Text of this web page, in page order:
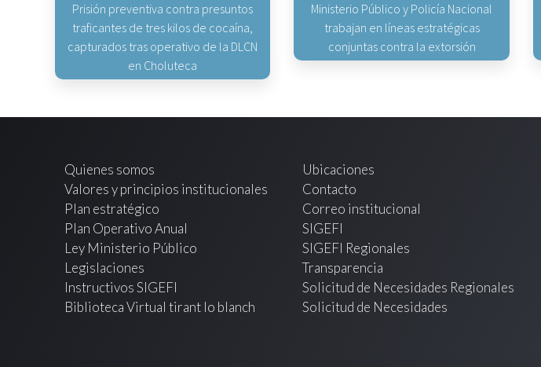
Prisión preventiva contra presuntos
traficantes de tres kilos de cocaína,
capturados tras operativo de la DLCN
en Choluteca
Ministerio Público y Policía Nacional
trabajan en líneas estratégicas
conjuntas contra la extorsión
Quienes somos
Valores y principios institucionales
Plan estratégico
Plan Operativo Anual
Ley Ministerio Público
Legislaciones
Instructivos SIGEFI
Biblioteca Virtual tirant lo blanch
Ubicaciones
Contacto
Correo institucional
SIGEFI
SIGEFI Regionales
Transparencia
Solicitud de Necesidades Regionales
Solicitud de Necesidades